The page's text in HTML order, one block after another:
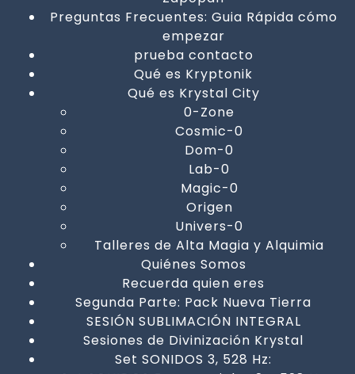
Preguntas Frecuentes: Guia Rápida cómo
empezar
prueba contacto
Qué es Kryptonik
Qué es Krystal City
0-Zone
Cosmic-0
Dom-0
Lab-0
Magic-0
Origen
Univers-0
Talleres de Alta Magia y Alquimia
Quiénes Somos
Recuerda quien eres
Segunda Parte: Pack Nueva Tierra
SESIÓN SUBLIMACIÓN INTEGRAL
Sesiones de Divinización Krystal
Set SONIDOS 3, 528 Hz: